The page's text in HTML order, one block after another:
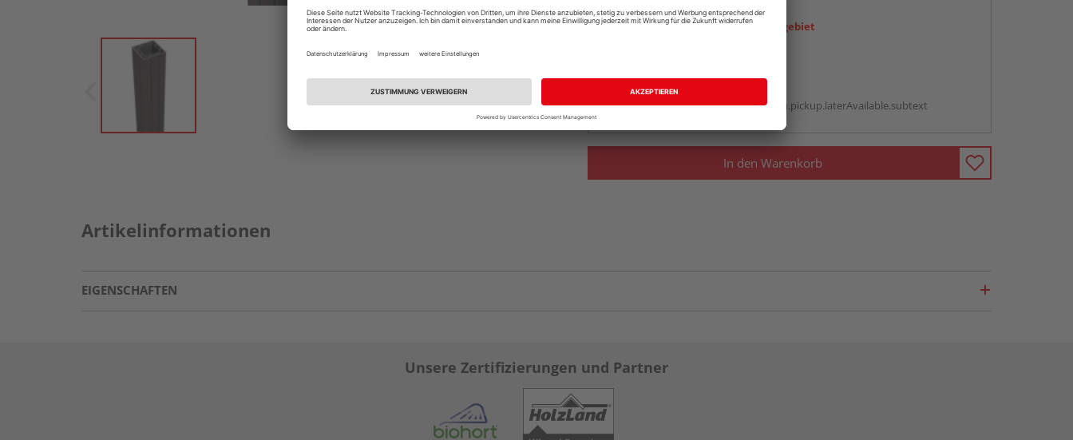
Ihr Standort ist nicht im Liefergebiet
Auf Vorbestellung:
vue.ads.priceMerchantBox.option.pickup.laterAvailable.subtext
In den Warenkorb
Artikelinformationen
EIGENSCHAFTEN
Unsere Zertifizierungen und Partner